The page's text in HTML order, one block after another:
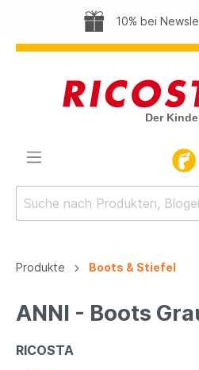
10% bei
Produkte Boots & Stiefel
ANNI - Boots
RICOSTA